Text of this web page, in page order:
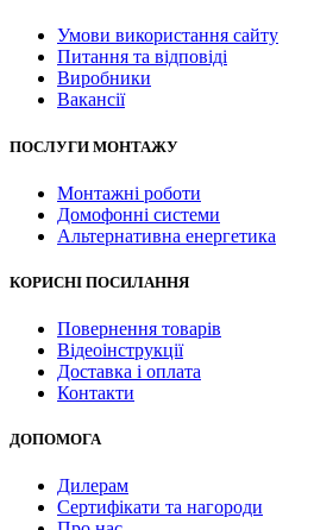
Умови використання сайту
Питання та відповіді
Виробники
Вакансії
ПОСЛУГИ МОНТАЖУ
Монтажні роботи
Домофонні системи
Альтернативна енергетика
КОРИСНІ ПОСИЛАННЯ
Повернення товарів
Відеоінструкції
Доставка і оплата
Контакти
ДОПОМОГА
Дилерам
Сертифікати та нагороди